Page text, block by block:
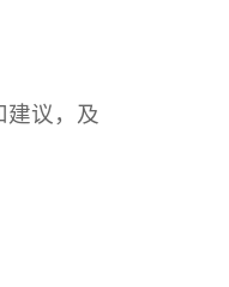
建议，及